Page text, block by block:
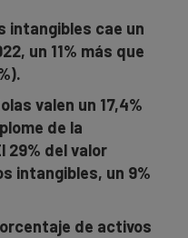
intangibles cae un
un 11% más que
valen un 17,4%
de la
29% del valor
intangibles, un 9%
de activos